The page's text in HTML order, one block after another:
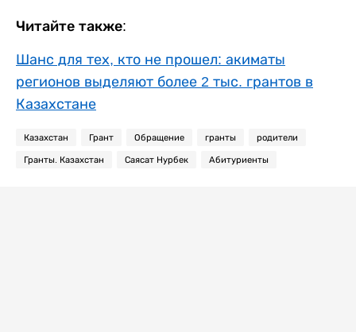
Читайте также:
Шанс для тех, кто не прошел: акиматы
регионов выделяют более 2 тыс. грантов в
Казахстане
Казахстан Грант Обращение гранты родители
Гранты. Казахстан Саясат Нурбек Абитуриенты